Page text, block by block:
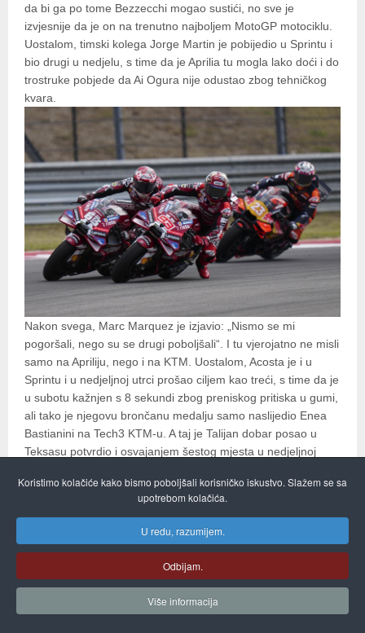
da bi ga po tome Bezzecchi mogao sustići, no sve je
izvjesnije da je on na trenutno najboljem MotoGP motociklu.
Uostalom, timski kolega Jorge Martin je pobijedio u Sprintu i
bio drugi u nedjelu, s time da je Aprilia tu mogla lako doći i do
trostruke pobjede da Ai Ogura nije odustao zbog tehničkog
kvara.
Nakon svega, Marc Marquez je izjavio: „Nismo se mi
pogoršali, nego su se drugi poboljšali“. I tu vjerojatno ne misli
samo na Apriliju, nego i na KTM. Uostalom, Acosta je i u
Sprintu i u nedjeljnoj utrci prošao ciljem kao treći, s time da je
u subotu kažnjen s 8 sekundi zbog preniskog pritiska u gumi,
ali tako je njegovu brončanu medalju samo naslijedio Enea
Bastianini na Tech3 KTM-u. A taj je Talijan dobar posao u
Teksasu potvrdio i osvajanjem šestog mjesta u nedjeljnoj
MotoGP karavanom je mjesec dana odmora, sve do idućeg
natjecateljskog vikenda u Jerezu, od 24. do 26. travnja.
(nakon 3 od 22 utrke)
1. M. Bezzecchi – Aprilia – 81 bod
2. J. Martin – Aprilia – 77
4. F. Di Giannantonio – Ducati – 50
Koristimo kolačiće kako bismo poboljšali korisničko iskustvo. Slažem se sa
upotrebom kolačića.
U redu, razumijem.
Odbijam.
Više informacija